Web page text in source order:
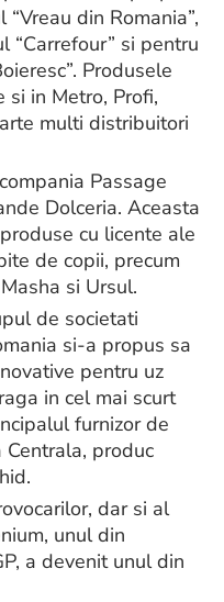
din Romania”,
“Carrefour” si pentru
Produsele
si in Metro, Profi,
multi distribuitori
Passage
Dolceria. Aceasta
cu licente ale
de copii, precum
si Ursul.
de societati
si-a propus sa
pentru uz
in cel mai scurt
furnizor de
produc
dar si al
unul din
a devenit unul din